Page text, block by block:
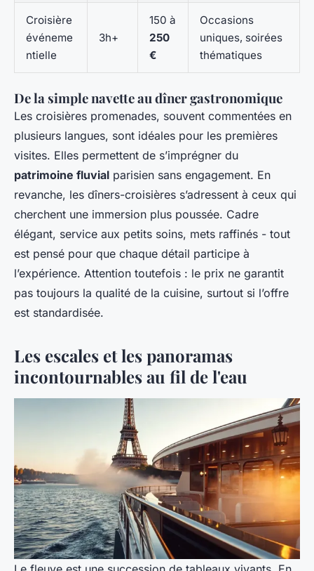
Croisière
événeme
ntielle
3h+
150 à
250
€
Occasions
uniques, soirées
thématiques
De la simple navette au dîner gastronomique
Les croisières promenades, souvent commentées en
plusieurs langues, sont idéales pour les premières
visites. Elles permettent de s’imprégner du
patrimoine fluvial parisien sans engagement. En
revanche, les dîners-croisières s’adressent à ceux qui
cherchent une immersion plus poussée. Cadre
élégant, service aux petits soins, mets raffinés - tout
est pensé pour que chaque détail participe à
l’expérience. Attention toutefois : le prix ne garantit
pas toujours la qualité de la cuisine, surtout si l’offre
est standardisée.
Les escales et les panoramas
incontournables au fil de l'eau